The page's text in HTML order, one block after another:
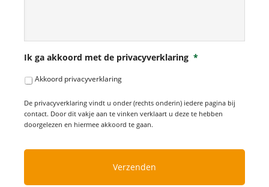
Ik ga akkoord met de privacyverklaring *
Akkoord privacyverklaring
De privacyverklaring vindt u onder (rechts onderin) iedere pagina bij
contact. Door dit vakje aan te vinken verklaart u deze te hebben
doorgelezen en hiermee akkoord te gaan.